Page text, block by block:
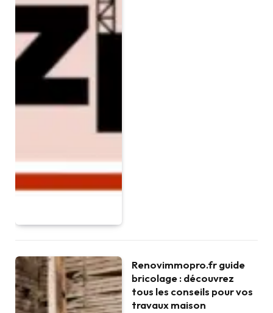
Renovimmopro.fr guide
bricolage : découvrez
tous les conseils pour vos
travaux maison